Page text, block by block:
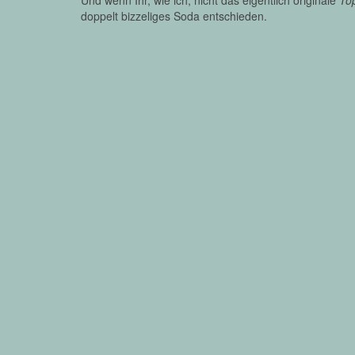
doppelt bizzeliges Soda entschieden.